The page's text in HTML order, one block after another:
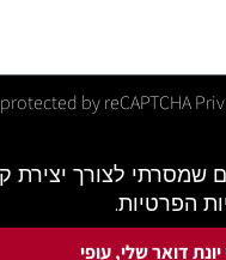
by reCAPTCHA
לצורך יצירת
הפרטיות.
יונת דואר שלי, עופי